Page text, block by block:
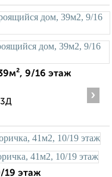
9/16 этаж
›
19 этаж